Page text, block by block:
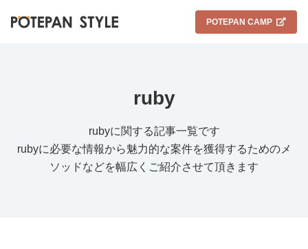
POTEPAN CAMP
ruby
rubyに関する記事一覧です
rubyに必要な情報から魅力的な案件を獲得するためのメ
ソッドなどを幅広くご紹介させて頂きます